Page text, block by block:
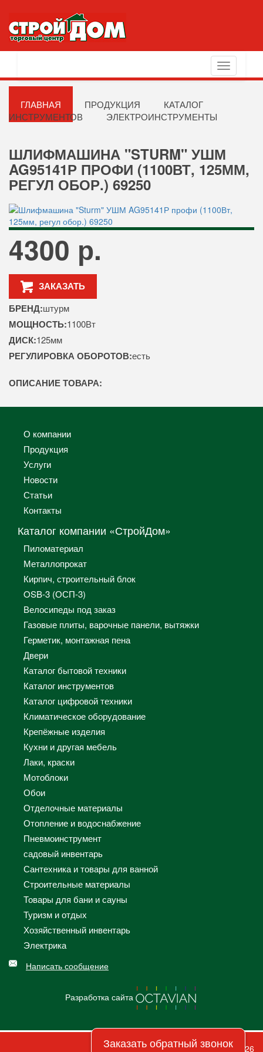
Toggle
navigation
ГЛАВНАЯ ПРОДУКЦИЯ
КАТАЛОГ
ИНСТРУМЕНТОВ
ЭЛЕКТРОИНСТРУМЕНТЫ
ШЛИФМАШИНА "STURM" УШМ
AG95141Р ПРОФИ (1100ВТ, 125ММ,
РЕГУЛ ОБОР.) 69250
4300 р.
ЗАКАЗАТЬ
БРЕНД:штурм
МОЩНОСТЬ:1100Вт
ДИСК:125мм
РЕГУЛИРОВКА ОБОРОТОВ:есть
ОПИСАНИЕ ТОВАРА:
О компании
Продукция
Услуги
Новости
Статьи
Контакты
Каталог компании «СтройДом»
Пиломатериал
Металлопрокат
Кирпич, строительный блок
OSB-3 (ОСП-3)
Велосипеды под заказ
Газовые плиты, варочные панели, вытяжки
Герметик, монтажная пена
Двери
Каталог бытовой техники
Каталог инструментов
Каталог цифровой техники
Климатическое оборудование
Крепёжные изделия
Кухни и другая мебель
Лаки, краски
Мотоблоки
Обои
Отделочные материалы
Отопление и водоснабжение
Пневмоинструмент
садовый инвентарь
Сантехника и товары для ванной
Строительные материалы
Товары для бани и сауны
Туризм и отдых
Хозяйственный инвентарь
Электрика
Написать сообщение
Разработка сайта
© 2026
Заказать обратный звонок